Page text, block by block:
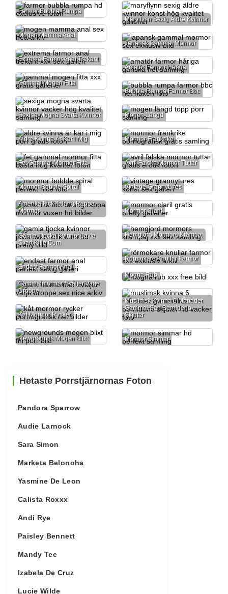
Farmor Bubbla Rumpa
Maryflynn Sexig Äldre Kvinnor
Mogen Mamma Anal
Japansk Gammal Mormor
Extrema Farmor Anal Trekant
Amatör Farmor Håriga
Gammal Mogen Fitta
Bubbla Rumpa Farmor Bbc
Sexiga Mogna Svarta Kvinnor Mogen Längd
Äldre Kvinna Är Kär I Mig Mormor Frankrike
Fet Gammal Mormor Fitta Avril Falska Mormor Tuttar
Mormor Bobble Spiral Vintage Grannytures
Amerika Fick Talang Rappa
Mormor
Mormor Claril
Gamla Tjocka Kvinnor Jävla
Svart Kille Cum
Hemgjord Mormors Krämpaj
Rörmokare Knullar Farmor
Endast Farmor Anal
Mogna Rub
Gammalmormor Sväljer Varje
Droppe
Muslimsk Kvinna 6 Månader
Gammal San Bernideno
Skjuter
Kåt Mormor Rycker
Newgrounds Mogen Blixt Mormor Simmar
Hetaste Porrstjärnornas Foton
Pandora Sparrow
Audie Larnock
Sara Simon
Marketa Belonoha
Yasmine De Leon
Calista Roxxx
Andi Rye
Paisley Bennett
Mandy Tee
Izabela De Cruz
Lucie Wilde